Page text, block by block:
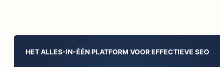
HET ALLES-IN-ÉÉN PLATFORM VOOR EFFECTIEVE SEO